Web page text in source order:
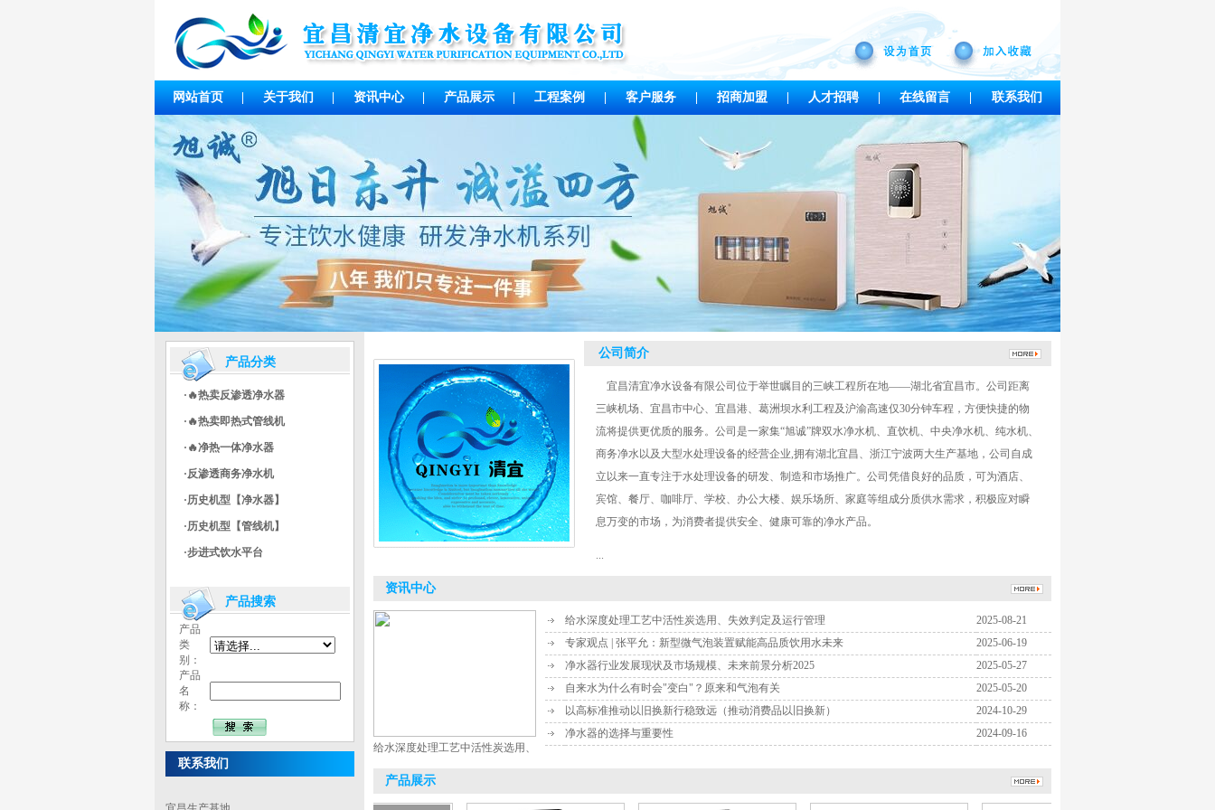
网站首页 关于我们 资讯中心 产品展示 工程案例 客户服务 招商加盟 人才招聘 在线留言 联系我们
产品分类
·🔥热卖反渗透净水器
·🔥热卖即热式管线机
·🔥净热一体净水器
·反渗透商务净水机
·历史机型【净水器】
·历史机型【管线机】
·步进式饮水平台
产品搜索
产品
类
别：
产品
名
称：
联系我们
公司简介
宜昌清宜净水设备有限公司位于举世瞩目的三峡工程所在地——湖北省宜昌市。公司距离
三峡机场、宜昌市中心、宜昌港、葛洲坝水利工程及沪渝高速仅30分钟车程，方便快捷的物
流将提供更优质的服务。公司是一家集“旭诚”牌双水净水机、直饮机、中央净水机、纯水机、
商务净水以及大型水处理设备的经营企业,拥有湖北宜昌、浙江宁波两大生产基地，公司自成
立以来一直专注于水处理设备的研发、制造和市场推广。公司凭借良好的品质，可为酒店、
宾馆、餐厅、咖啡厅、学校、办公大楼、娱乐场所、家庭等组成分质供水需求，积极应对瞬
息万变的市场，为消费者提供安全、健康可靠的净水产品。
...
资讯中心
给水深度处理工艺中活性炭选用、
给水深度处理工艺中活性炭选用、失效判定及运行管理
2025-08-21
专家观点 | 张平允：新型微气泡装置赋能高品质饮用水未来
2025-06-19
净水器行业发展现状及市场规模、未来前景分析2025
2025-05-27
自来水为什么有时会"变白"？原来和气泡有关
2025-05-20
以高标准推动以旧换新行稳致远（推动消费品以旧换新）
2024-10-29
净水器的选择与重要性
2024-09-16
产品展示